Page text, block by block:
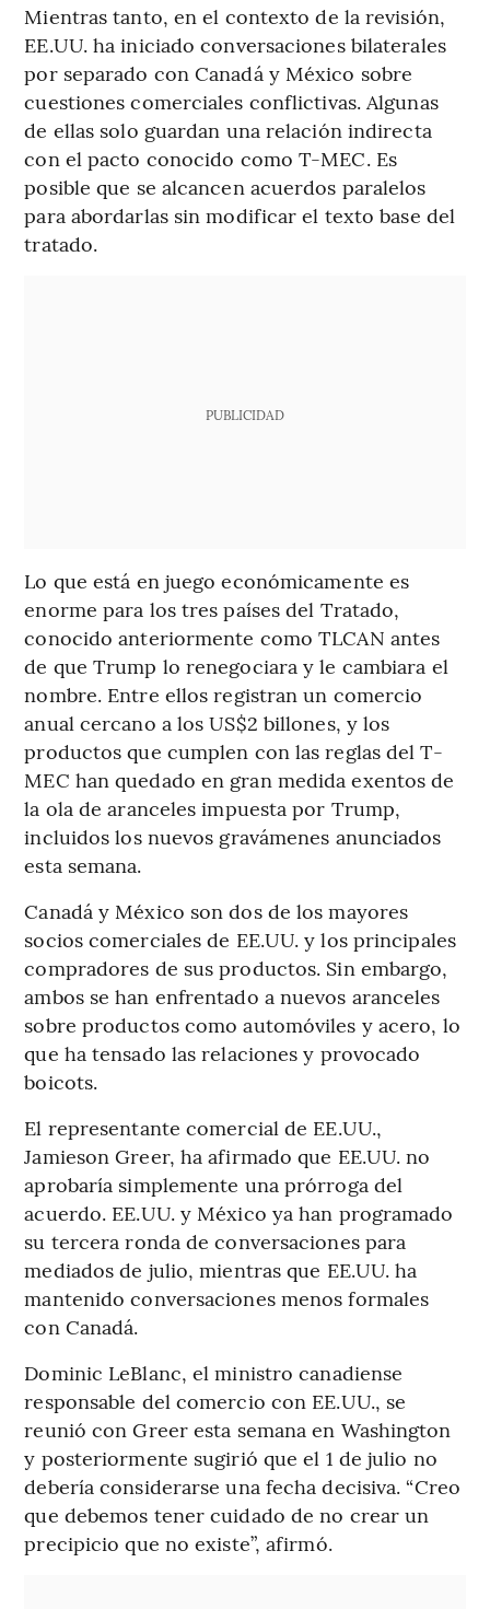
Mientras tanto, en el contexto de la revisión,
EE.UU. ha iniciado conversaciones bilaterales
por separado con Canadá y México sobre
cuestiones comerciales conflictivas. Algunas
de ellas solo guardan una relación indirecta
con el pacto conocido como T-MEC. Es
posible que se alcancen acuerdos paralelos
para abordarlas sin modificar el texto base del
tratado.
PUBLICIDAD
Lo que está en juego económicamente es
enorme para los tres países del Tratado,
conocido anteriormente como TLCAN antes
de que Trump lo renegociara y le cambiara el
nombre. Entre ellos registran un comercio
anual cercano a los US$2 billones, y los
productos que cumplen con las reglas del T-
MEC han quedado en gran medida exentos de
la ola de aranceles impuesta por Trump,
incluidos los nuevos gravámenes anunciados
esta semana.
Canadá y México son dos de los mayores
socios comerciales de EE.UU. y los principales
compradores de sus productos. Sin embargo,
ambos se han enfrentado a nuevos aranceles
sobre productos como automóviles y acero, lo
que ha tensado las relaciones y provocado
boicots.
El representante comercial de EE.UU.,
Jamieson Greer, ha afirmado que EE.UU. no
aprobaría simplemente una prórroga del
acuerdo. EE.UU. y México ya han programado
su tercera ronda de conversaciones para
mediados de julio, mientras que EE.UU. ha
mantenido conversaciones menos formales
con Canadá.
Dominic LeBlanc, el ministro canadiense
responsable del comercio con EE.UU., se
reunió con Greer esta semana en Washington
y posteriormente sugirió que el 1 de julio no
debería considerarse una fecha decisiva. “Creo
que debemos tener cuidado de no crear un
precipicio que no existe”, afirmó.